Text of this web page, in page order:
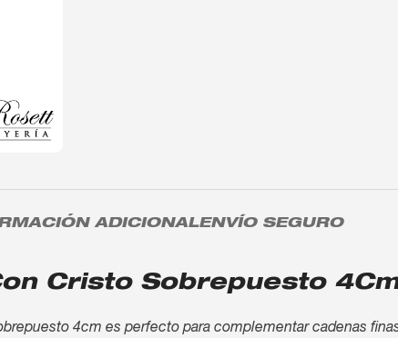
ADICIONALENVÍO SEGURO
Cristo Sobrepuesto
4cm es perfecto para complementar cadenas